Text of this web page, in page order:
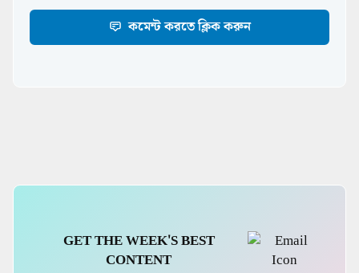
কমেন্ট করতে ক্লিক করুন
GET THE WEEK'S BEST
CONTENT